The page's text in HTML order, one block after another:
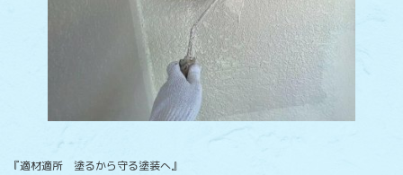
『適材適所 塗るから守る塗装へ』